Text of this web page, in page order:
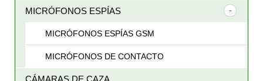
MICRÓFONOS ESPÍAS
MICRÓFONOS ESPÍAS GSM
MICRÓFONOS DE CONTACTO